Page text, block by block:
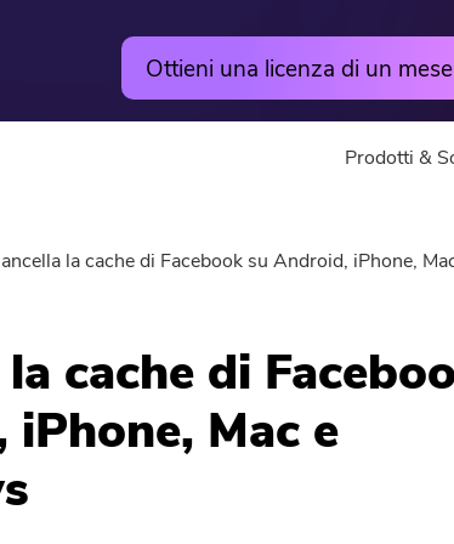
Ottieni una licenza di un
Prodotti &
PowerUninstall
Convertitore Video
Recorder
Video Editor
Compressore di
la cache di Facebook su Android, iPhone,
cache di
Mac e